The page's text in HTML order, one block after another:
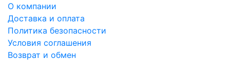
О компании
Доставка и оплата
Политика безопасности
Условия соглашения
Возврат и обмен